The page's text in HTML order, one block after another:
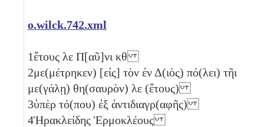
o.wilck.742.xml
1ἔτους λε Π[αῦ]νι κθ
2με(μέτρηκεν) [εἰς] τὸν ἐν Δ(ιὸς) πό(λει) τῆι
με(γάλῃ) θη(σαυρὸν) λε (ἔτους)
3ὑπὲρ τό(που) ἐξ ἀντιδιαγρ(αφῆς)
4Ἡρακλείδης Ἑρμοκλέους